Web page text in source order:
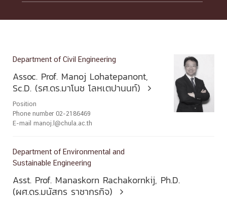
Department of Civil Engineering
Assoc. Prof. Manoj Lohatepanont,
Sc.D. (รศ.ดร.มาโนช โลหเตปานนท์)

Position
Phone number 02-2186469
E-mail manoj.l@chula.ac.th
Department of Environmental and
Sustainable Engineering
Asst. Prof. Manaskorn Rachakornkij, Ph.D.
(ผศ.ดร.มนัสกร ราชากรกิจ)
